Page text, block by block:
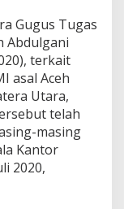
Gugus Tugas
Abdulgani
terkait
asal Aceh
Utara,
telah
masing
Kantor
2020,